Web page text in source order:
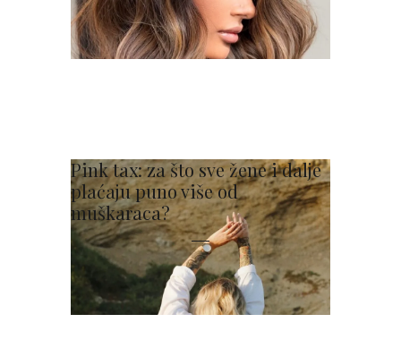
Pink tax: za što sve žene i dalje
plaćaju puno više od
muškaraca?